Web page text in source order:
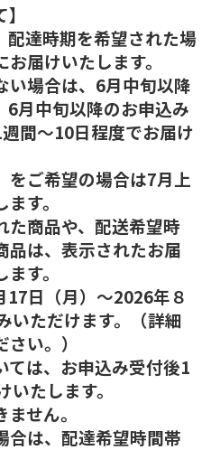
達時期を希望された場
届けいたします。
場合は、6月中旬以降
6月中旬以降のお申込み
間～10日程度でお届け
をご希望の場合は7月上
す。
商品や、配送希望時
品は、表示されたお届
す。
日（月）～2026年８
いただけます。（詳細
い。）
ては、お申込み受付後1
たします。
せん。
は、配達希望時間帯